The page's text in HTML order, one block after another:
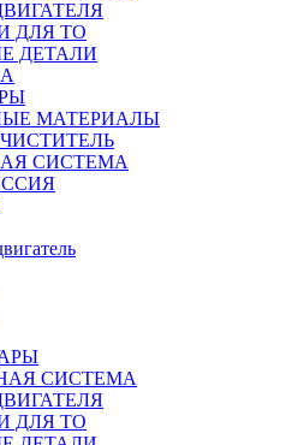
ДЛЯ ТО
ДЕТАЛИ
МАТЕРИАЛЫ
СИСТЕМА
СИСТЕМА
ДЛЯ ТО